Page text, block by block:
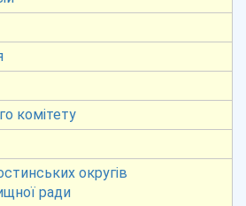
комітету
округів
ради